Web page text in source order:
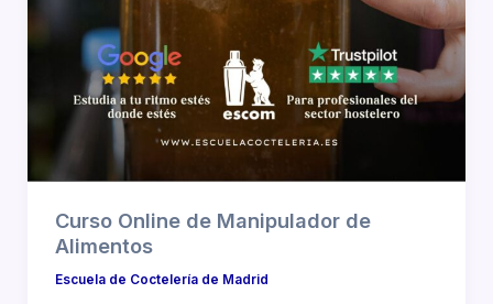
Curso Online de Manipulador de
Alimentos
Escuela de Coctelería de Madrid